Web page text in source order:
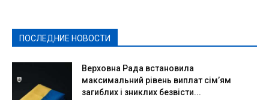
ПОСЛЕДНИЕ НОВОСТИ
Верховна Рада встановила
максимальний рівень виплат сім’ям
загиблих і зниклих безвісти...